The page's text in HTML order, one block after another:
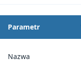
Parametr
Nazwa